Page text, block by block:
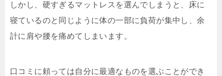
しかし、硬すぎるマットレスを選んでしまうと、床に
寝ているのと同じように体の一部に負荷が集中し、余
計に肩や腰を痛めてしまいます。
口コミに頼っては自分に最適なものを選ぶことができ